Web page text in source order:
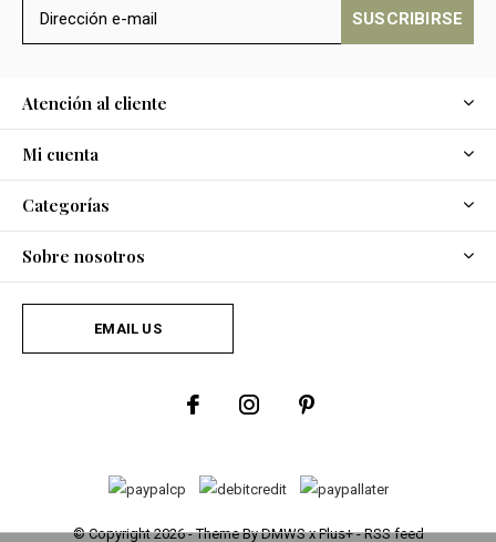
SUSCRIBIRSE
Atención al cliente
Mi cuenta
Categorías
Sobre nosotros
EMAIL US
© Copyright2026- Theme ByDMWSxPlus+-RSS feed